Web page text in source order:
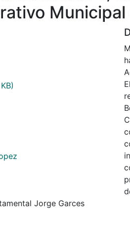
Municipal
Jorge Garces